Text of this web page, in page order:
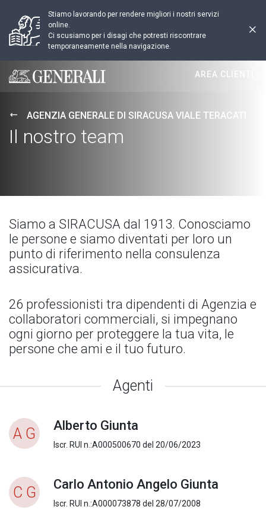
Stiamo lavorando per rendere migliori i nostri servizi
online.
Ci scusiamo per i disagi che potresti riscontrare
temporaneamente nella navigazione.
Generali logo
AREA CLIENTI
AGENZIA GENERALE DI SIRACUSA VIALE TERACATI
Il nostro team
Siamo a SIRACUSA dal 1913. Conosciamo
le persone e siamo diventati per loro un
punto di riferimento nella consulenza
assicurativa.
26 professionisti tra dipendenti di Agenzia e
collaboratori commerciali, si impegnano
ogni giorno per proteggere la tua vita, le
persone che ami e il tuo futuro.
Agenti
A G Alberto Giunta
Iscr. RUI n.:A000500670 del 20/06/2023
C G Carlo Antonio Angelo Giunta
Iscr. RUI n.:A000073878 del 28/07/2008